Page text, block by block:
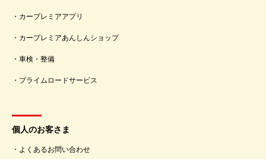
カープレミアアプリ
カープレミアあんしんショップ
車検・整備
プライムロードサービス
個人のお客さま
よくあるお問い合わせ